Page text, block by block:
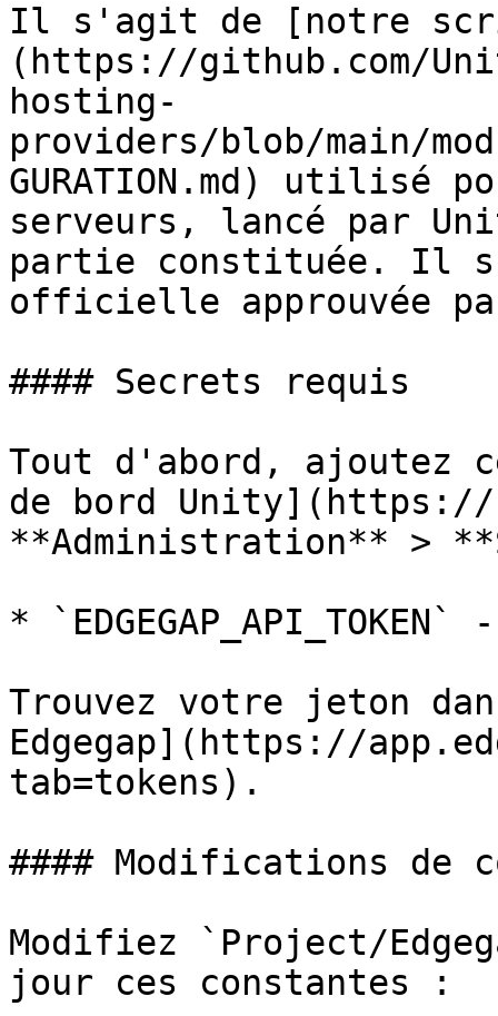
Il s'agit de [notre
(https://github.com/
hosting-
providers/blob/main/
GURATION.md) utilisé
serveurs, lancé par
partie constituée. Il
officielle approuvée
#### Secrets requis
Tout d'abord, ajoutez
de bord Unity](https://
**Administration** >
*
Trouvez votre jeton
Edgegap](https://
tab=tokens).
#### Modifications de
Modifiez `Project/
jour ces constantes :